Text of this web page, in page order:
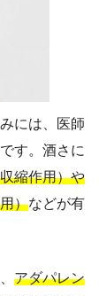
には、医師
す。酒さに
縮作用）や
）などが有
アダパレン